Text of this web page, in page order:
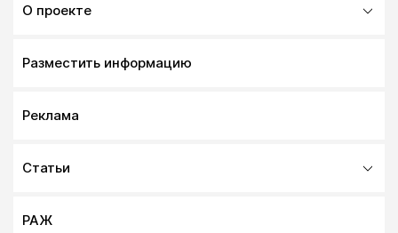
О проекте
Разместить информацию
Реклама
Статьи
РАЖ